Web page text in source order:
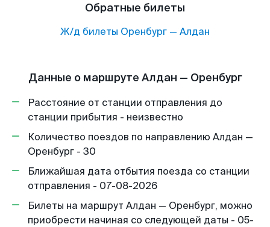
Обратные билеты
Ж/д билеты Оренбург — Алдан
Данные о маршруте Алдан — Оренбург
Расстояние от станции отправления до
станции прибытия - неизвестно
Количество поездов по направлению Алдан —
Оренбург - 30
Ближайшая дата отбытия поезда со станции
отправления - 07-08-2026
Билеты на маршрут Алдан — Оренбург, можно
приобрести начиная со следующей даты - 05-